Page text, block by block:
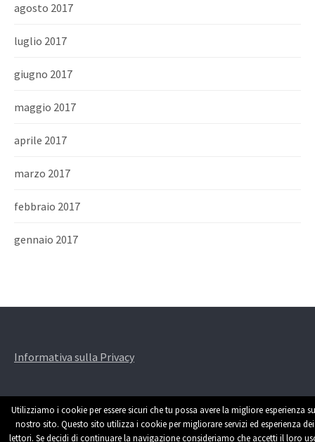
agosto 2017
luglio 2017
giugno 2017
maggio 2017
aprile 2017
marzo 2017
febbraio 2017
gennaio 2017
Informativa sulla Privacy
Utilizziamo i cookie per essere sicuri che tu possa avere la migliore esperienza
nostro sito. Questo sito utilizza i cookie per migliorare servizi ed esperienza dei
lettori. Se decidi di continuare la navigazione consideriamo che accetti il loro